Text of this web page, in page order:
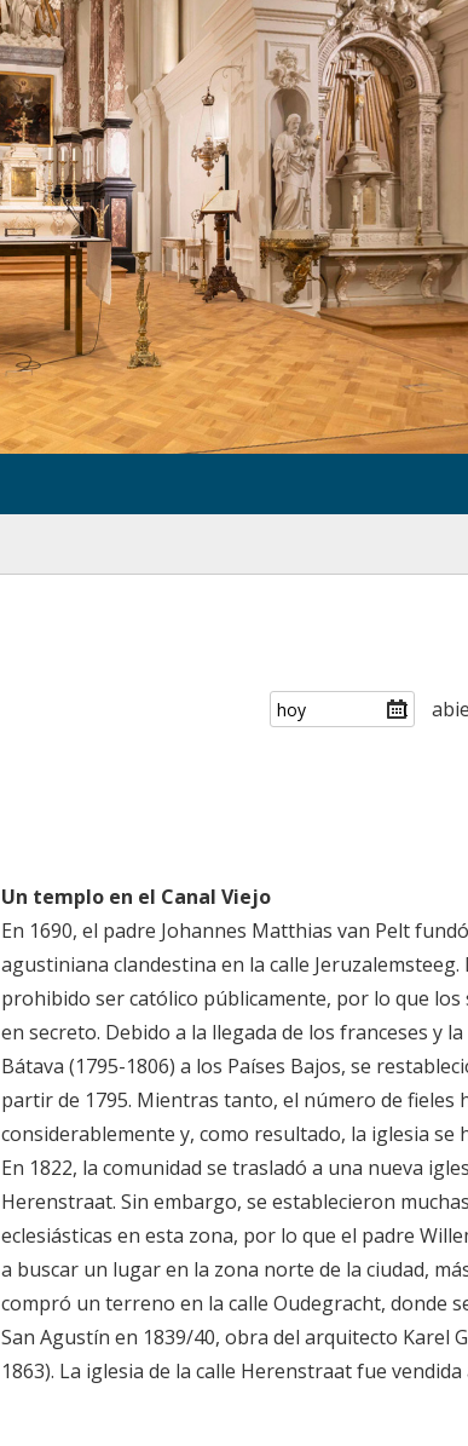
Un templo en el Canal Viejo
En 1690, el padre Johannes Matthias van Pelt
agustiniana clandestina en la calle Jeruzalemsteeg.
prohibido ser católico públicamente, por lo que los
en secreto. Debido a la llegada de los franceses y
Bátava (1795-1806) a los Países Bajos, se
partir de 1795. Mientras tanto, el número de fieles
considerablemente y, como resultado, la iglesia se
En 1822, la comunidad se trasladó a una nueva
Herenstraat. Sin embargo, se establecieron
eclesiásticas en esta zona, por lo que el padre
a buscar un lugar en la zona norte de la ciudad,
compró un terreno en la calle Oudegracht, donde
San Agustín en 1839/40, obra del arquitecto Karel
1863). La iglesia de la calle Herenstraat fue